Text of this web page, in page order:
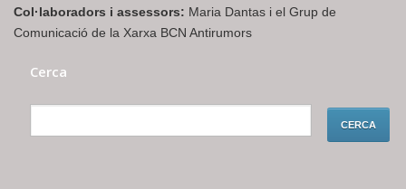
Col·laboradors i assessors: Maria Dantas i el Grup de
Comunicació de la Xarxa BCN Antirumors
Cerca